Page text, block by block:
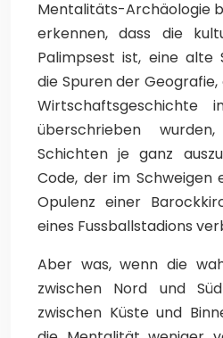
Mentalitäts-Archäologie
erkennen, dass die
Palimpsest ist, eine alte
die Spuren der
Wirtschaftsgeschichte
überschrieben
Schichten je ganz
Code, der im Schweigen
Opulenz einer
eines Fussballstadions
Aber was, wenn die
zwischen Nord und
zwischen Küste und